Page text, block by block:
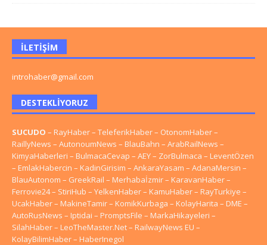
İLETIŞIM
introhaber@gmail.com
DESTEKLIYORUZ
SUCUDO – RayHaber– TeleferikHaber– OtonomHaber–
RaillyNews – AutonoumNews – BlauBahn – ArabRailNews –
KimyaHaberleri – BulmacaCevap – AEY– ZorBulmaca – LeventÖzen
– EmlakHabercin – KadinGirisim – AnkaraYasam – AdanaMersin –
BlauAutonom – GreekRail – Merhabaİzmir– KaravanHaber–
Ferrovie24– StiriHub – YelkenHaber– KamuHaber– RayTurkiye –
UcakHaber– MakineTamir– KomikKurbaga – KolayHarita – DME –
AutoRusNews – Iptidai – PromptsFile – MarkaHikayeleri –
SilahHaber– LeoTheMaster.Net– RailwayNews EU –
KolayBilimHaber– HaberInegol